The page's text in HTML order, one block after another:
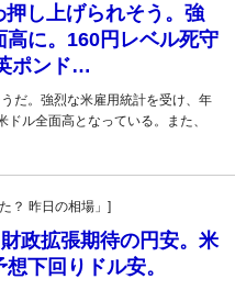
し上げられそう。強
に。160円レベル死守
ポンド…
だ。強烈な米雇用統計を受け、年
ル全面高となっている。また、
？ 昨日の相場」]
政拡張期待の円安。米
下回りドル安。